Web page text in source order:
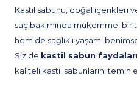
Kastil sabunu, doğal içerikleri
saç bakımında mükemmel
hem de sağlıklı yaşamı
Siz de kastil sabun faydaları
kaliteli kastil sabunlarını temin